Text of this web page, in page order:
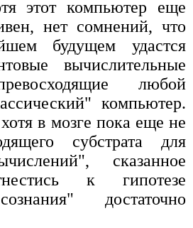
этот компьютер еще
нет сомнений, что
будущем удастся
вычислительные
любой
компьютер.
в мозге пока еще не
субстрата для
сказанное
к гипотезе
достаточно